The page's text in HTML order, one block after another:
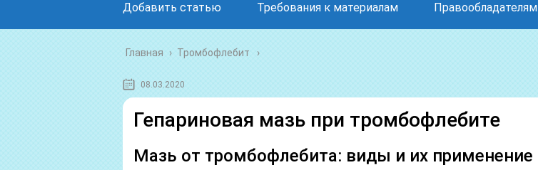
Добавить статью Требования к материалам Правообладателям
Главная › Тромбофлебит
08.03.2020
Гепариновая мазь при тромбофлебите
Мазь от тромбофлебита: виды и их применение